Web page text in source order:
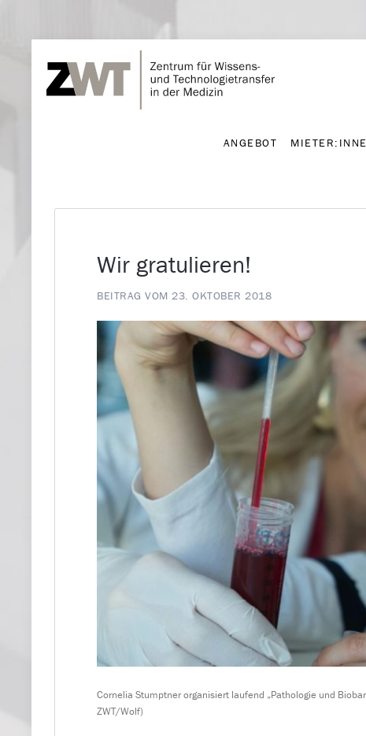
ANGEBOT
ANGEBOT
Wir gratulieren!
BEITRAG VOM 23. OKTOBER 2018
Cornelia Stumptner organisiert laufend „Pathologie und
ZWT/Wolf)